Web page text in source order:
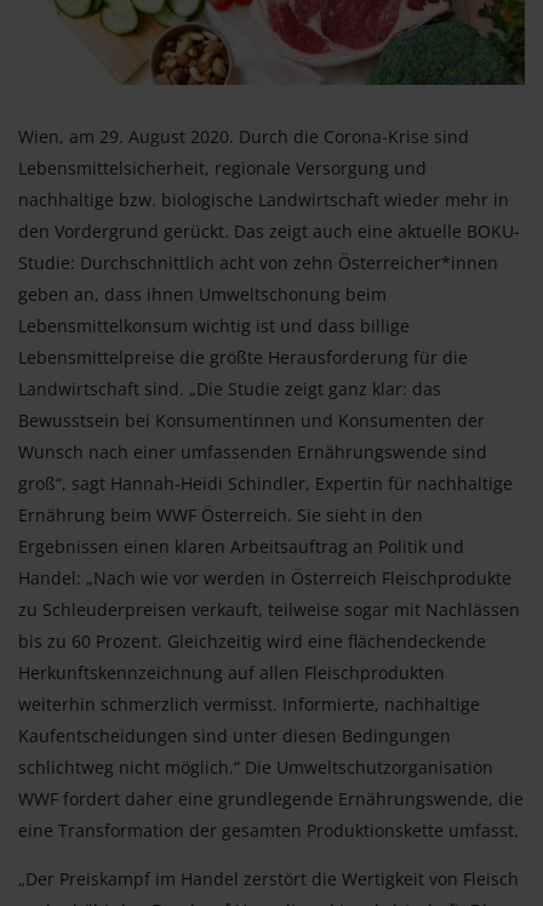
Wien, am 29. August 2020. Durch die Corona-Krise sind
Lebensmittelsicherheit, regionale Versorgung und
nachhaltige bzw. biologische Landwirtschaft wieder mehr in
den Vordergrund gerückt. Das zeigt auch eine aktuelle BOKU-
Studie: Durchschnittlich acht von zehn Österreicher*innen
geben an, dass ihnen Umweltschonung beim
Lebensmittelkonsum wichtig ist und dass billige
Lebensmittelpreise die größte Herausforderung für die
Landwirtschaft sind. „Die Studie zeigt ganz klar: das
Bewusstsein bei Konsumentinnen und Konsumenten der
Wunsch nach einer umfassenden Ernährungswende sind
groß“, sagt Hannah-Heidi Schindler, Expertin für nachhaltige
Ernährung beim WWF Österreich. Sie sieht in den
Ergebnissen einen klaren Arbeitsauftrag an Politik und
Handel: „Nach wie vor werden in Österreich Fleischprodukte
zu Schleuderpreisen verkauft, teilweise sogar mit Nachlässen
bis zu 60 Prozent. Gleichzeitig wird eine flächendeckende
Herkunftskennzeichnung auf allen Fleischprodukten
weiterhin schmerzlich vermisst. Informierte, nachhaltige
Kaufentscheidungen sind unter diesen Bedingungen
schlichtweg nicht möglich.“ Die Umweltschutzorganisation
WWF fordert daher eine grundlegende Ernährungswende, die
eine Transformation der gesamten Produktionskette umfasst.
„Der Preiskampf im Handel zerstört die Wertigkeit von Fleisch